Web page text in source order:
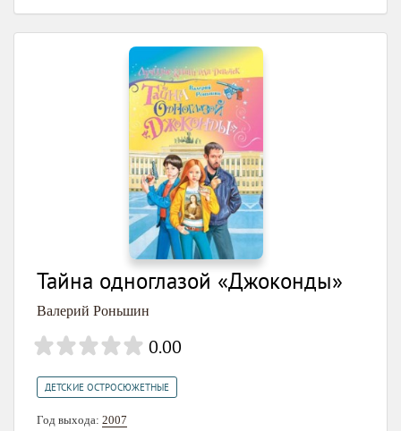
Тайна одноглазой «Джоконды»
Валерий Роньшин
0.00
ДЕТСКИЕ ОСТРОСЮЖЕТНЫЕ
Год выхода: 2007